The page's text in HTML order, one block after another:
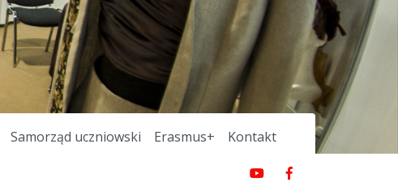
Samorząd uczniowski Erasmus+ Kontakt